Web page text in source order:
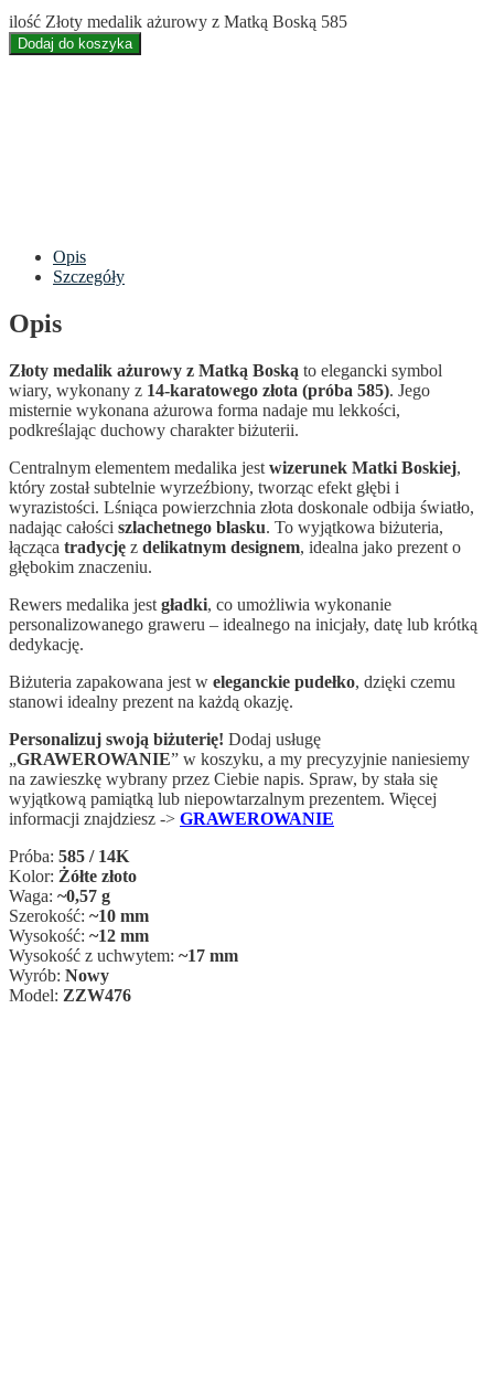
ilość Złoty medalik ażurowy z Matką Boską 585
Dodaj do koszyka
Opis
Szczegóły
Opis
Złoty medalik ażurowy z Matką Boską to elegancki symbol
wiary, wykonany z 14-karatowego złota (próba 585). Jego
misternie wykonana ażurowa forma nadaje mu lekkości,
podkreślając duchowy charakter biżuterii.
Centralnym elementem medalika jest wizerunek Matki Boskiej,
który został subtelnie wyrzeźbiony, tworząc efekt głębi i
wyrazistości. Lśniąca powierzchnia złota doskonale odbija światło,
nadając całości szlachetnego blasku. To wyjątkowa biżuteria,
łącząca tradycję z delikatnym designem, idealna jako prezent o
głębokim znaczeniu.
Rewers medalika jest gładki, co umożliwia wykonanie
personalizowanego graweru – idealnego na inicjały, datę lub krótką
dedykację.
Biżuteria zapakowana jest w eleganckie pudełko, dzięki czemu
stanowi idealny prezent na każdą okazję.
Personalizuj swoją biżuterię! Dodaj usługę
„GRAWEROWANIE” w koszyku, a my precyzyjnie naniesiemy
na zawieszkę wybrany przez Ciebie napis. Spraw, by stała się
wyjątkową pamiątką lub niepowtarzalnym prezentem. Więcej
informacji znajdziesz -> GRAWEROWANIE
Próba: 585 / 14K
Kolor: Żółte złoto
Waga: ~0,57 g
Szerokość: ~10 mm
Wysokość: ~12 mm
Wysokość z uchwytem: ~17 mm
Wyrób: Nowy
Model: ZZW476